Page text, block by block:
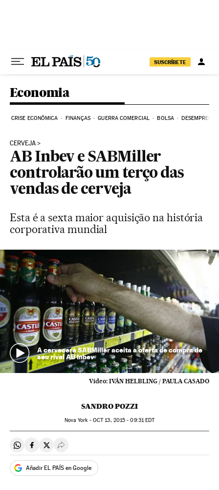
SUSCRÍBETE
Economia
CRISE ECONÔMICA FINANÇAS GUERRA COMERCIAL BOLSA DESEMPREGO
CERVEJA
AB Inbev e SABMiller
controlarão um terço das
vendas de cerveja
Esta é a sexta maior aquisição na história
corporativa mundial
A cervecera SABMiller aceita a oferta de compra de
seu rival AB Inbev
Vídeo: IVÁN HELBLING / PAULA CASADO
SANDRO POZZI
Nova York - OCT13, 2015 - 09:31EDT
Compartir en Whatsapp
Compartir en Facebook
Compartir en Twitter
Desplegar Redes Sociales
Añadir EL PAÍS en Google